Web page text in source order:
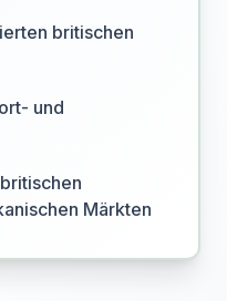
britischen
und
Märkten